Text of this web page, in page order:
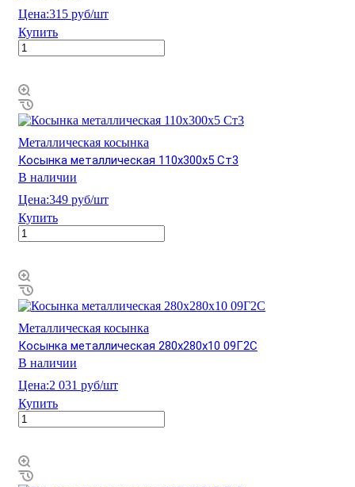
Цена:315 руб/шт
Купить
Металлическая косынка
Косынка металлическая 110х300х5 Ст3
В наличии
Цена:349 руб/шт
Купить
Металлическая косынка
Косынка металлическая 280х280х10 09Г2С
В наличии
Цена:2 031 руб/шт
Купить